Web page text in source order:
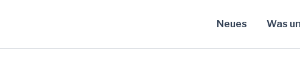
Neues Was